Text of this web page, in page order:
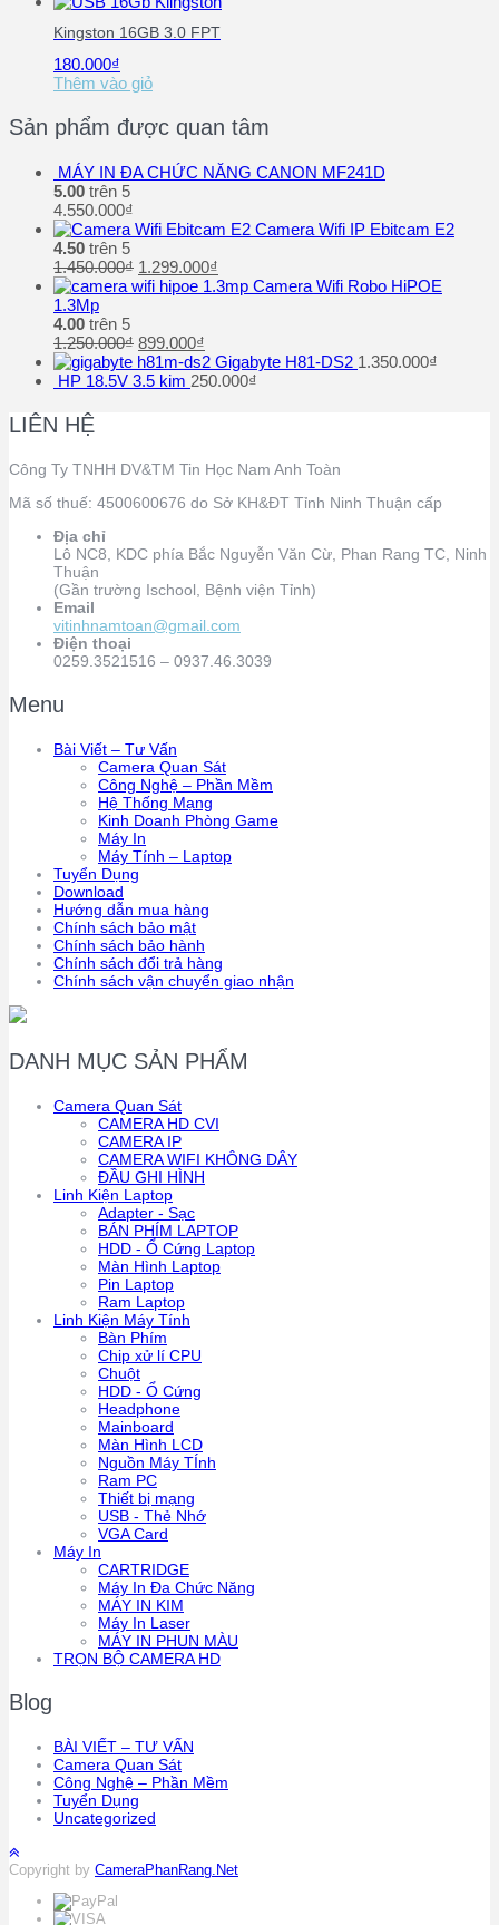
Kingston 16GB 3.0 FPT
180.000₫
Thêm vào giỏ
Sản phẩm được quan tâm
MÁY IN ĐA CHỨC NĂNG CANON MF241D
5.00 trên 5
4.550.000₫
Camera Wifi IP Ebitcam E2
4.50 trên 5
1.450.000₫ 1.299.000₫
Camera Wifi Robo HiPOE
1.3Mp
4.00 trên 5
1.250.000₫ 899.000₫
Gigabyte H81-DS2 1.350.000₫
HP 18.5V 3.5 kim 250.000₫
LIÊN HỆ
Công Ty TNHH DV&TM Tin Học Nam Anh Toàn
Mã số thuế: 4500600676 do Sở KH&ĐT Tỉnh Ninh Thuận cấp
Địa chỉ
Lô NC8, KDC phía Bắc Nguyễn Văn Cừ, Phan Rang TC, Ninh
Thuận
(Gần trường Ischool, Bệnh viện Tỉnh)
Email
vitinhnamtoan@gmail.com
Điện thoại
0259.3521516 – 0937.46.3039
Menu
Bài Viết – Tư Vấn
Camera Quan Sát
Công Nghệ – Phần Mềm
Hệ Thống Mạng
Kinh Doanh Phòng Game
Máy In
Máy Tính – Laptop
Tuyển Dụng
Download
Hướng dẫn mua hàng
Chính sách bảo mật
Chính sách bảo hành
Chính sách đổi trả hàng
Chính sách vận chuyển giao nhận
DANH MỤC SẢN PHẨM
Camera Quan Sát
CAMERA HD CVI
CAMERA IP
CAMERA WIFI KHÔNG DÂY
ĐẦU GHI HÌNH
Linh Kiện Laptop
Adapter - Sạc
BÁN PHÍM LAPTOP
HDD - Ổ Cứng Laptop
Màn Hình Laptop
Pin Laptop
Ram Laptop
Linh Kiện Máy Tính
Bàn Phím
Chip xử lí CPU
Chuột
HDD - Ổ Cứng
Headphone
Mainboard
Màn Hình LCD
Nguồn Máy TÍnh
Ram PC
Thiết bị mạng
USB - Thẻ Nhớ
VGA Card
Máy In
CARTRIDGE
Máy In Đa Chức Năng
MÁY IN KIM
Máy In Laser
MÁY IN PHUN MÀU
TRỌN BỘ CAMERA HD
Blog
BÀI VIẾT – TƯ VẤN
Camera Quan Sát
Công Nghệ – Phần Mềm
Tuyển Dụng
Uncategorized
Copyright by CameraPhanRang.Net